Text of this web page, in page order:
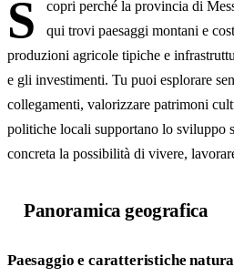
S
copri perché la provincia di
qui trovi paesaggi montani e
produzioni agricole tipiche e
e gli investimenti. Tu puoi esplorare
collegamenti, valorizzare patrimoni
politiche locali supportano lo sviluppo
concreta la possibilità di vivere,
Panoramica geografica
Paesaggio e caratteristiche
Iniziative orientate alla sostenibilità
La provincia di Messina territorio